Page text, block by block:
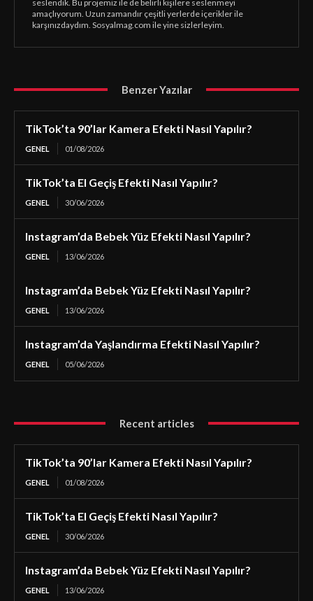
seslendik. Bu projemiz ile de belirli kişilere seslenmeyi
amaçlıyorum. Uzun zamandır çeşitli yerlerde içerikler ile
karşınızdaydım. Sosyalmag.com ile yine sizlerleyim.
Benzer Yazılar
TikTok’ta 90’lar Kamera Efekti Nasıl Yapılır?
GENEL 01/08/2026
TikTok’ta El Geçiş Efekti Nasıl Yapılır?
GENEL 30/06/2026
Instagram’da Bebek Yüz Efekti Nasıl Yapılır?
GENEL 13/06/2026
Instagram’da Bebek Yüz Efekti Nasıl Yapılır?
GENEL 13/06/2026
Instagram’da Yaşlandırma Efekti Nasıl Yapılır?
GENEL 05/06/2026
Recent articles
TikTok’ta 90’lar Kamera Efekti Nasıl Yapılır?
GENEL 01/08/2026
TikTok’ta El Geçiş Efekti Nasıl Yapılır?
GENEL 30/06/2026
Instagram’da Bebek Yüz Efekti Nasıl Yapılır?
GENEL 13/06/2026